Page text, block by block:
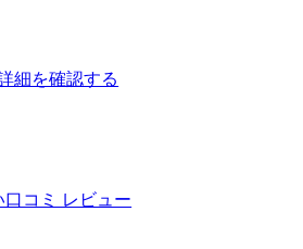
細を確認する
口コミ レビュー